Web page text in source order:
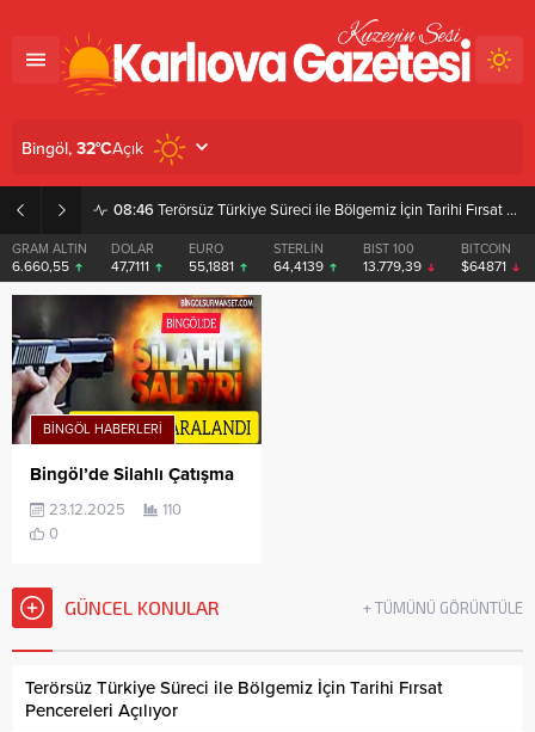
08:46 Terörsüz Türkiye Süreci ile Bölgemiz İçin Tarihi Fırsat Pencereleri Açılıyor
GRAM ALTIN
6.660,55
DOLAR
47,7111
EURO
55,1881
STERLİN
64,4139
BIST 100
13.779,39
BITCOIN
$64871
Bingöl, 32°CAçık
BINGÖL HABERLERI
Bingöl’de Silahlı Çatışma
23.12.2025
110
0
GÜNCEL KONULAR + TÜMÜNÜ GÖRÜNTÜLE
Terörsüz Türkiye Süreci ile Bölgemiz İçin Tarihi Fırsat
Pencereleri Açılıyor